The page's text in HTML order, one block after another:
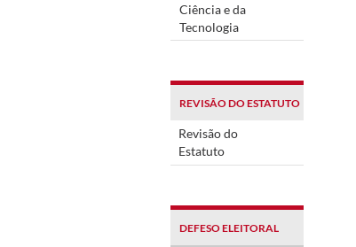
Ciência e da
Tecnologia
REVISÃO DO ESTATUTO
Revisão do
Estatuto
DEFESO ELEITORAL